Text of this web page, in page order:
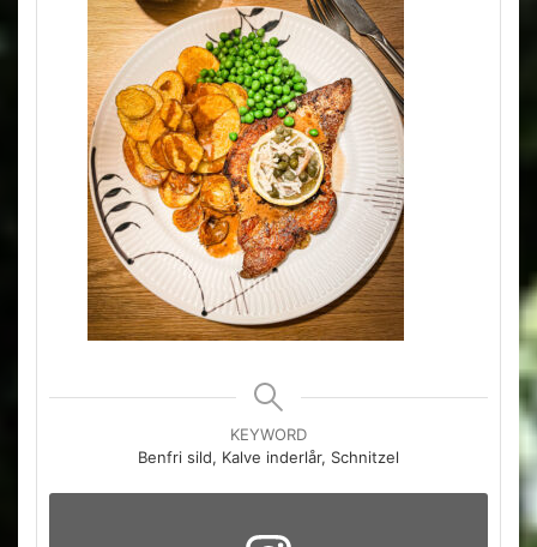
KEYWORD
Benfri sild, Kalve inderlår, Schnitzel